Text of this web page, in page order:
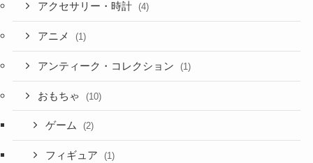
アクセサリー・時計 (4)
アニメ (1)
アンティーク・コレクション (1)
おもちゃ (10)
ゲーム (2)
フィギュア (1)